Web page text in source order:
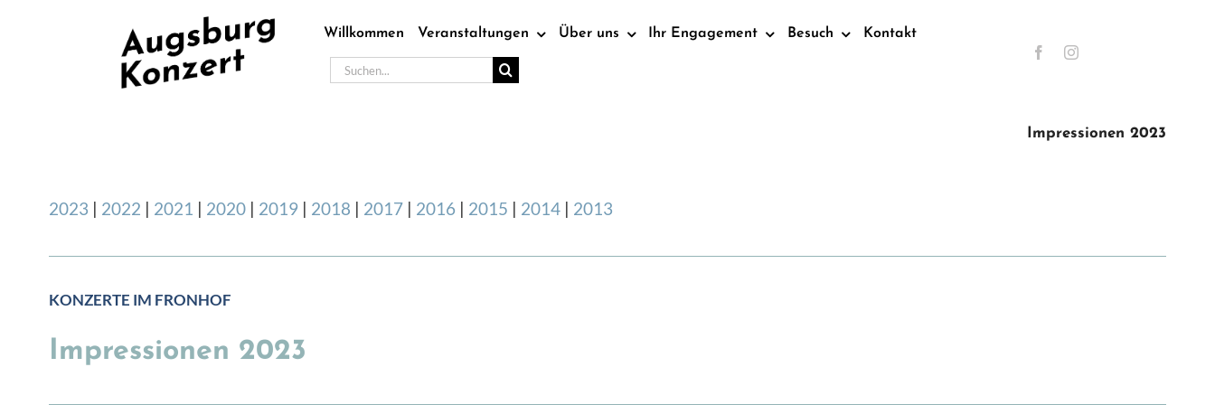
Willkommen Veranstaltungen Über uns Ihr Engagement Besuch Kontakt
Suche
Impressionen 2023
2023 2022 2021 2020| 2019| 2018 2017| 2016| 2015 2014| 2013
KONZERTE IM FRONHOF
Impressionen 2023